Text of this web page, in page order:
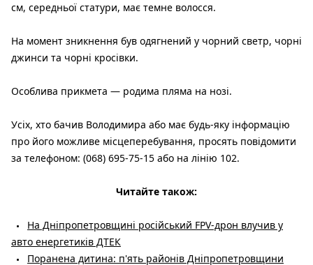
см, середньої статури, має темне волосся.
На момент зникнення був одягнений у чорний светр, чорні
джинси та чорні кросівки.
Особлива прикмета — родима пляма на нозі.
Усіх, хто бачив Володимира або має будь-яку інформацію
про його можливе місцеперебування, просять повідомити
за телефоном: (068) 695-75-15 або на лінію 102.
Читайте також:
На Дніпропетровщині російський FPV-дрон влучив у
авто енергетиків ДТЕК
Поранена дитина: п'ять районів Дніпропетровщини